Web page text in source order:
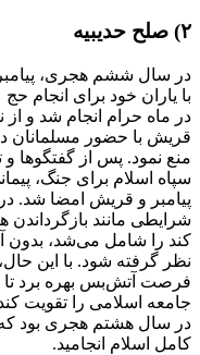
۲) صلح حدیبیه
در سال ششم هجری،
با یاران خود برای انجام
در ماه حرام انجام شد و
قریش با حضور مسلمانان
منع نمود. پس از گفتگوها و
سپاه اسلام برای جنگ،
پیامبر و قریش امضا شد.
شرایطی مانند
کند را شامل می‌شد، بدون
نظر گرفته شود. با این حال،
فرصت آتش‌بس بهره برد
جامعه اسلامی را تقویت
در سال هشتم هجری بود
کامل اسلام انجامید.